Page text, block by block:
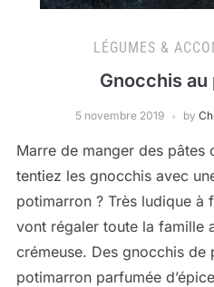
LÉGUMES &
Gnocchis
5 novembre 2019 by
Marre de manger des pâtes
tentiez les gnocchis avec
potimarron ? Très ludique à
vont régaler toute la famille
crémeuse. Des gnocchis de
potimarron parfumée